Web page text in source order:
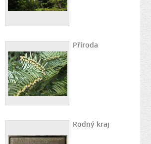
Příroda
Rodný kraj